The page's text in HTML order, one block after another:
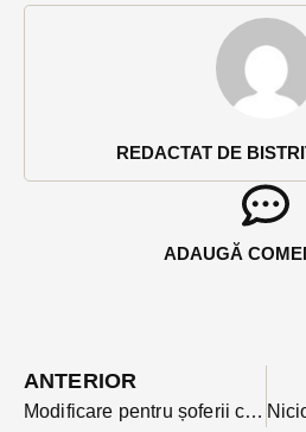
REDACTAT DE
ADAUGĂ
ANTERIOR
Modificare pentru șoferii cu permisul suspendat: unde se susține de acum testul